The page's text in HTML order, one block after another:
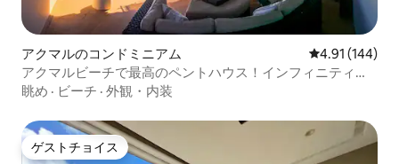
アクマルのコンドミニアム レビュー144
4.91 (144)
アクマルビーチで最高のペントハウス！インフィニティプ
ール！
眺め · ビーチ · 外観・内装
ゲストチョイス
ゲストチョイス